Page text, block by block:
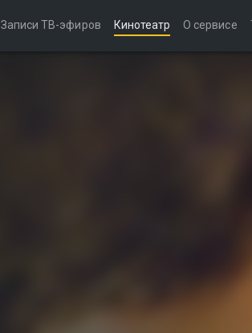
Записи ТВ-эфиров Кинотеатр О сервисе